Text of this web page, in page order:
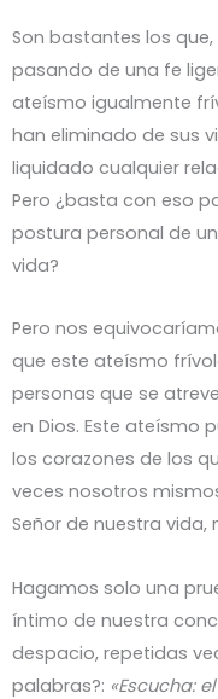
Son bastantes los
pasando de una fe
ateísmo igualmente
han eliminado de sus
liquidado cualquier
Pero ¿basta con eso
postura personal de
vida?
Pero nos
que este ateísmo
personas que se
en Dios. Este ateísmo
los corazones de los
veces nosotros
Señor de nuestra vida,
Hagamos solo una
íntimo de nuestra
despacio, repetidas
palabras?: «Escucha: